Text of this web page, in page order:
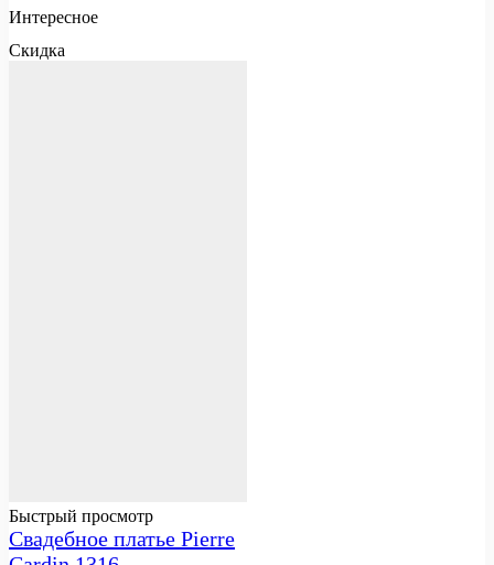
Интересное
Скидка
Быстрый просмотр
Свадебное платье Pierre